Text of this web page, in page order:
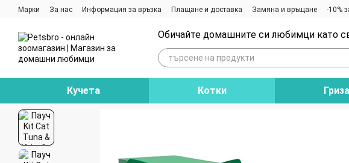
Премини към основното съдържание
Марки За нас Информация за връзка Плащане и доставка Замяна и връщане -10%
Обичайте домашните си любимци като
Кучета Котки